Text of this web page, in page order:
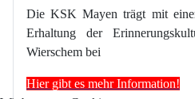
Die KSK Mayen trägt mit
Erhaltung der
Wierschem bei
Hier gibt es mehr Information!